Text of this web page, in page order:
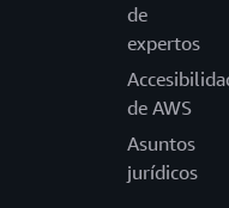
de
expertos
de AWS
Asuntos
jurídicos